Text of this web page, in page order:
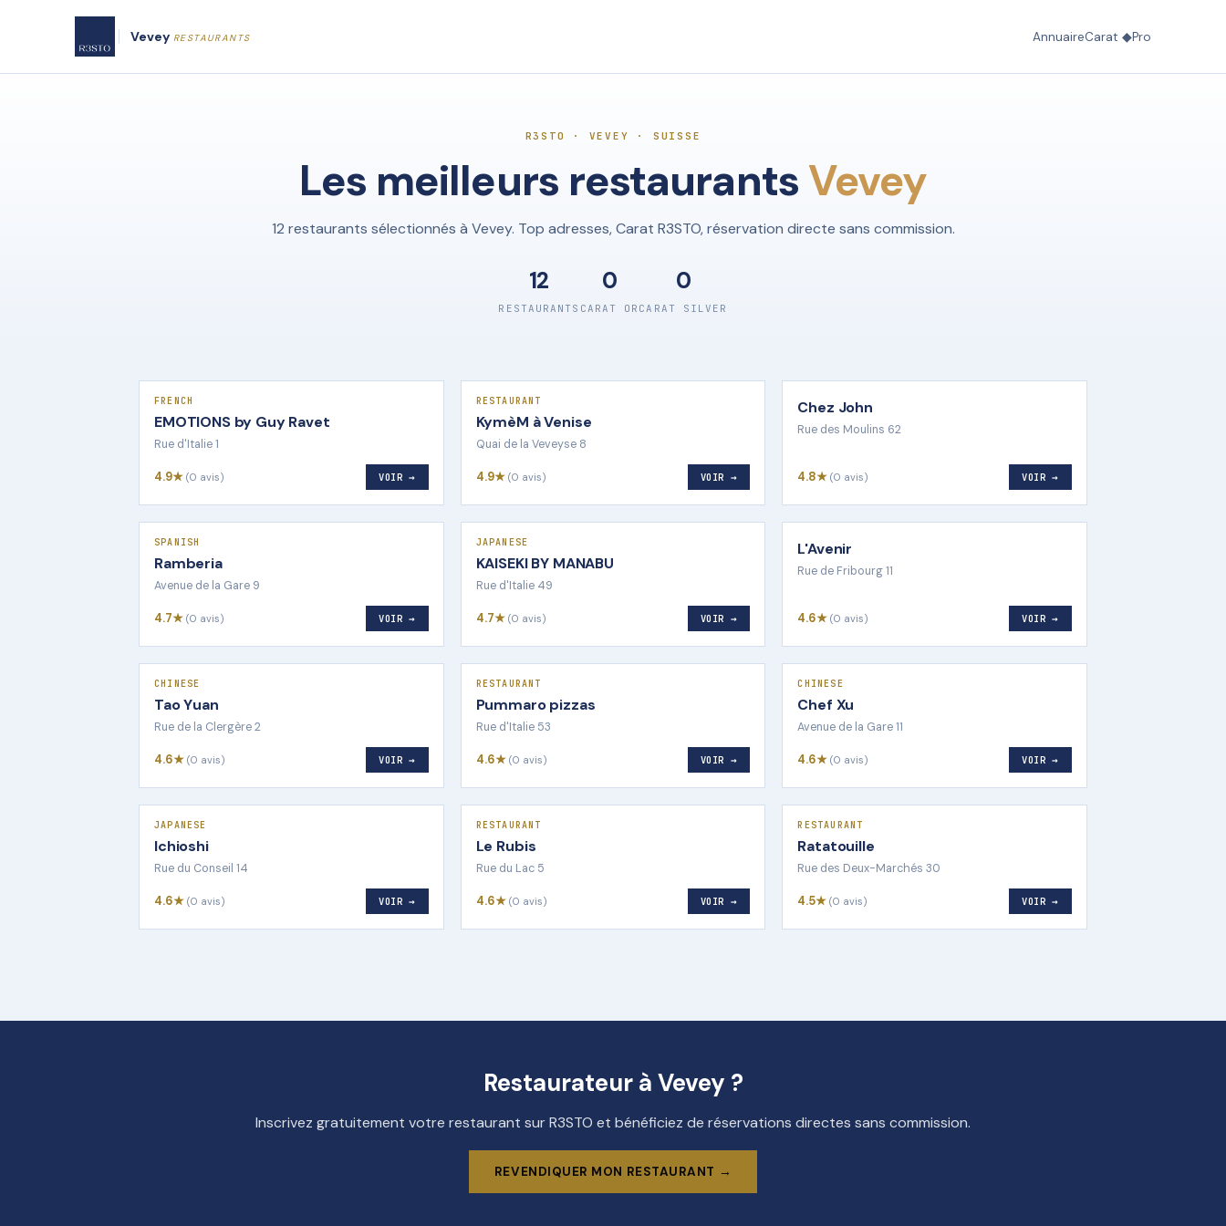
Vevey RESTAURANTS AnnuaireCarat ◆Pro
R3STO · VEVEY · SUISSE
Les meilleurs restaurantsVevey
12 restaurants sélectionnés à Vevey. Top adresses, Carat R3STO, réservation directe sans commission.
12
RESTAURANTS
0
CARAT OR
0
CARAT SILVER
FRENCH
EMOTIONS by Guy Ravet
Rue d'Italie 1
4.9★ (0 avis) VOIR →
RESTAURANT
KymèM à Venise
Quai de la Veveyse 8
4.9★ (0 avis) VOIR →
Chez John
Rue des Moulins 62
4.8★ (0 avis) VOIR →
SPANISH
Ramberia
Avenue de la Gare 9
4.7★ (0 avis) VOIR →
JAPANESE
KAISEKI BY MANABU
Rue d'Italie 49
4.7★ (0 avis) VOIR →
L'Avenir
Rue de Fribourg 11
4.6★ (0 avis) VOIR →
CHINESE
Tao Yuan
Rue de la Clergère 2
4.6★ (0 avis) VOIR →
RESTAURANT
Pummaro pizzas
Rue d'Italie 53
4.6★ (0 avis) VOIR →
CHINESE
Chef Xu
Avenue de la Gare 11
4.6★ (0 avis) VOIR →
JAPANESE
Ichioshi
Rue du Conseil 14
4.6★ (0 avis) VOIR →
RESTAURANT
Le Rubis
Rue du Lac 5
4.6★ (0 avis) VOIR →
RESTAURANT
Ratatouille
Rue des Deux-Marchés 30
4.5★ (0 avis) VOIR →
Restaurateur à Vevey ?
Inscrivez gratuitement votre restaurant sur R3STO et bénéficiez de réservations directes sans commission.
REVENDIQUER MON RESTAURANT →